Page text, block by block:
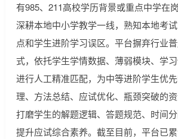
有985、211高校学历背景或重点中学在
深耕本地中小学教学一线，熟知本地考
点和学生进阶学习误区。平台摒弃行业
式，依托学生学情数据、薄弱模块、学
进行人工精准匹配，为中等进阶学生优
理、方法总结、应试优化、瓶颈突破的
打磨学生的解题逻辑、答题规范、时间
提升应试综合素养。截至目前，平台已